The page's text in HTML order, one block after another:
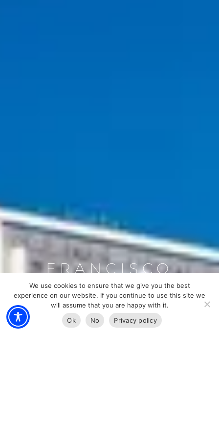
FRANCISCO
JUNIOR
FIQUE INFORMADO SOBRE
O MERCADO IMOBILIÁRIO
📲 Fale agora mesmo comigo!
We use cookies to ensure that we give you the best
experience on our website. If you continue to use this site we
will assume that you are happy with it.
Ok
No Privacy policy